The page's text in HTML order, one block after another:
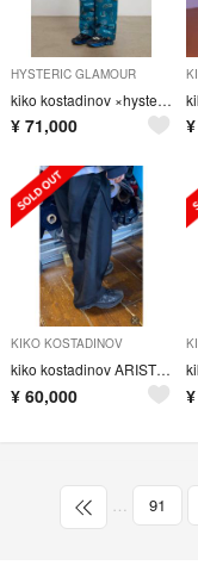
HYSTERIC GLAMOUR
kiko kostadinov ×hysteric glamour Msize
¥ 71,000 ¥
KIKO KOSTADINOV
kiko kostadinov ARISTIDES WIDE TROUSERS
¥ 60,000 ¥
… 91